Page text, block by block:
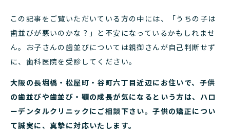
この記事をご覧いただいている方の中には、「うちの子は
歯並びが悪いのかな？」と不安になっているかもしれませ
ん。お子さんの歯並びについては親御さんが自己判断せず
に、歯科医院を受診してください。
大阪の長堀橋・松屋町・谷町六丁目近辺にお住いで、子供
の歯並びや歯並び・顎の成長が気になるという方は、ハロ
ーデンタルクリニックにご相談下さい。子供の矯正につい
て誠実に、真摯に対応いたします。